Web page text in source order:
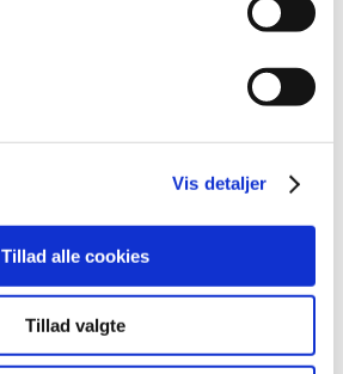
Vis detaljer
Tillad alle cookies
Tillad valgte